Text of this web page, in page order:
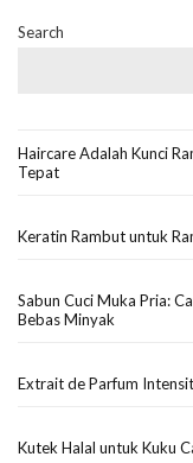
Search
Haircare Adalah Kunci
Tepat
Keratin Rambut untuk
Sabun Cuci Muka Pria:
Bebas Minyak
Extrait de Parfum
Kutek Halal untuk Kuku